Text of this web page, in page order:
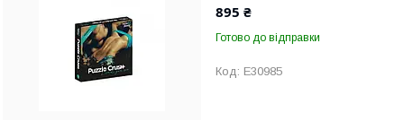
895 ₴
Готово до відправки
E30985